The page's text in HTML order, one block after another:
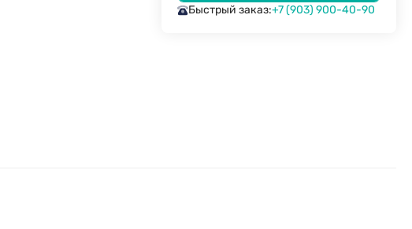
Быстрый заказ:+7 (903) 900-40-90